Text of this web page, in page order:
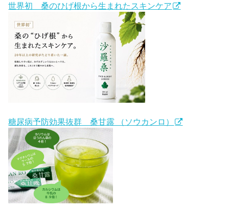
世界初 桑のひげ根から生まれたスキンケア
糖尿病予防効果抜群 桑甘露 （ソウカンロ）